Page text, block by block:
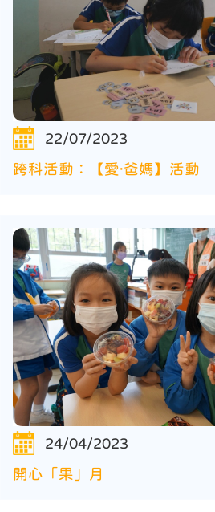
22/07/2023
跨科活動：【愛·爸媽】活動
24/04/2023
開心「果」月